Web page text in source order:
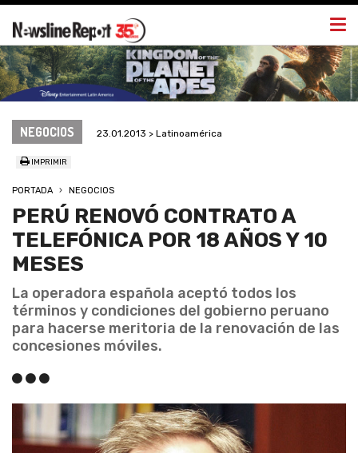
NEGOCIOS 23.01.2013 > Latinoamérica
IMPRIMIR
PORTADA NEGOCIOS
PERÚ RENOVÓ CONTRATO A
TELEFÓNICA POR 18 AÑOS Y 10
MESES
La operadora española aceptó todos los
términos y condiciones del gobierno peruano
para hacerse meritoria de la renovación de las
concesiones móviles.